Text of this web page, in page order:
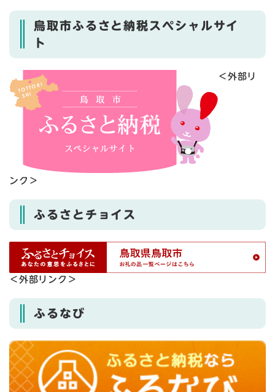
鳥取市ふるさと納税スペシャルサイ
ト
＜外部リ
ンク＞
ふるさとチョイス
＜外部リンク＞
ふるなび